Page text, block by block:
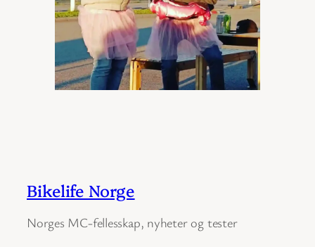
Bikelife Norge
Norges MC-fellesskap, nyheter og tester